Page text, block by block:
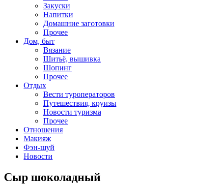
Закуски
Напитки
Домашние заготовки
Прочее
Дом, быт
Вязание
Шитьё, вышивка
Шопинг
Прочее
Отдых
Вести туроператоров
Путешествия, круизы
Новости туризма
Прочее
Отношения
Макияж
Фэн-шуй
Новости
Сыр шоколадный